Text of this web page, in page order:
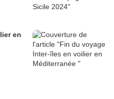
en